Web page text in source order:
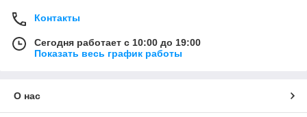
Контакты
Сегодня работает с 10:00 до 19:00
Показать весь график работы
О нас